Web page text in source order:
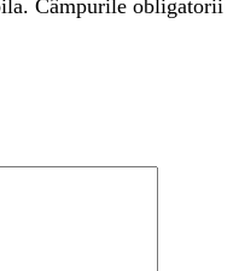
Câmpurile obligatorii